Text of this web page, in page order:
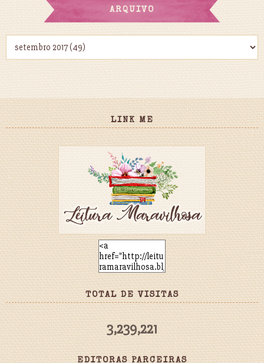
ARQUIVO
LINK ME
TOTAL DE VISITAS
3,239,221
EDITORAS PARCEIRAS